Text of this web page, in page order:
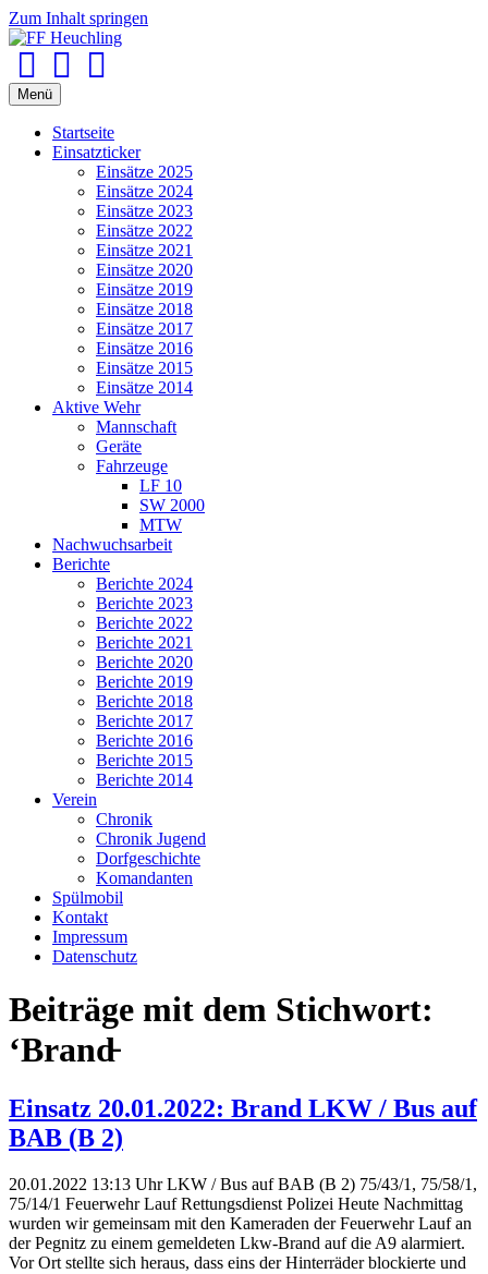
Zum Inhalt springen
Menü
Startseite
Einsatzticker
Einsätze 2025
Einsätze 2024
Einsätze 2023
Einsätze 2022
Einsätze 2021
Einsätze 2020
Einsätze 2019
Einsätze 2018
Einsätze 2017
Einsätze 2016
Einsätze 2015
Einsätze 2014
Aktive Wehr
Mannschaft
Geräte
Fahrzeuge
LF 10
SW 2000
MTW
Nachwuchsarbeit
Berichte
Berichte 2024
Berichte 2023
Berichte 2022
Berichte 2021
Berichte 2020
Berichte 2019
Berichte 2018
Berichte 2017
Berichte 2016
Berichte 2015
Berichte 2014
Verein
Chronik
Chronik Jugend
Dorfgeschichte
Komandanten
Spülmobil
Kontakt
Impressum
Datenschutz
Beiträge mit dem Stichwort:
‘Brand̵
Einsatz 20.01.2022: Brand LKW / Bus auf
BAB (B 2)
20.01.2022 13:13 Uhr LKW / Bus auf BAB (B 2) 75/43/1, 75/58/1,
75/14/1 Feuerwehr Lauf Rettungsdienst Polizei Heute Nachmittag
wurden wir gemeinsam mit den Kameraden der Feuerwehr Lauf an
der Pegnitz zu einem gemeldeten Lkw-Brand auf die A9 alarmiert.
Vor Ort stellte sich heraus, dass eins der Hinterräder blockierte und